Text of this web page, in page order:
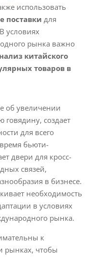
использовать
поставки для
условиях
рынка важно
китайского
товаров в
об увеличении
говядину, создает
для всего
бьюти-
двери для кросс-
связей,
в бизнесе.
необходимость
в условиях
рынка.
к
рынках, чтобы